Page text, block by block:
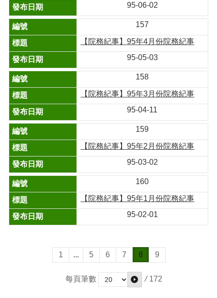
95-06-02
157
【院務紀事】95年4月份院務紀事
95-05-03
158
【院務紀事】95年3月份院務紀事
95-04-11
159
【院務紀事】95年2月份院務紀事
95-03-02
160
【院務紀事】95年1月份院務紀事
95-02-01
1 ... 5 6 7 8 9
每頁筆數 / 172